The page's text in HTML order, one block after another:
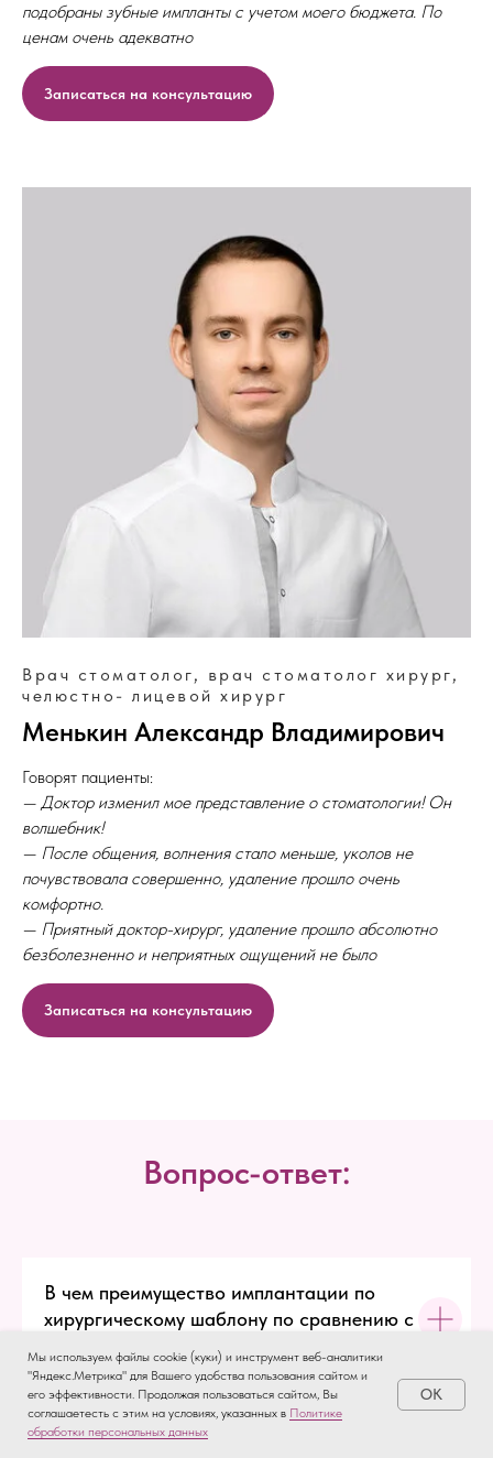
подобраны зубные импланты с учетом моего бюджета. По
ценам очень адекватно
Записаться на консультацию
Врач стоматолог, врач стоматолог хирург,
челюстно- лицевой хирург
Менькин Александр Владимирович
Говорят пациенты:
— Доктор изменил мое представление о стоматологии! Он
волшебник!
— После общения, волнения стало меньше, уколов не
почувствовала совершенно, удаление прошло очень
комфортно.
— Приятный доктор-хирург, удаление прошло абсолютно
безболезненно и неприятных ощущений не было
Записаться на консультацию
Вопрос-ответ:
В чем преимущество имплантации по
хирургическому шаблону по сравнению с
традиционной процедурой?
Как долго длится процедура установки
импланта по хирургическому шаблону?
Мы используем файлы cookie (куки) и инструмент веб-аналитики
"Яндекс.Метрика" для Вашего удобства пользования сайтом и
его эффективности. Продолжая пользоваться сайтом, Вы
соглашаетесть с этим на условиях, указанных в Политике
обработки персональных данных
OK